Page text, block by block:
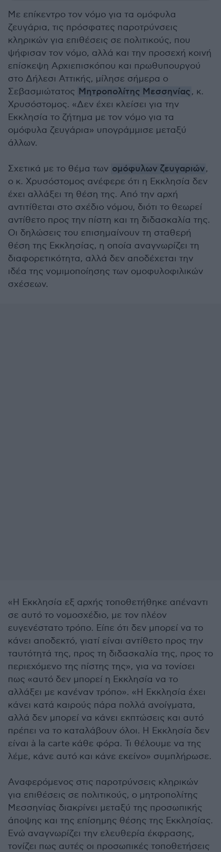
Με επίκεντρο τον νόμο για τα ομόφυλα
ζευγάρια, τις πρόσφατες παροτρύνσεις
κληρικών για επιθέσεις σε πολιτικούς, που
ψήφισαν τον νόμο, αλλά και την προσεχή κοινή
επίσκεψη Αρχιεπισκόπου και πρωθυπουργού
στο Δήλεσι Αττικής, μίλησε σήμερα ο
Σεβασμιώτατος Μητροπολίτης Μεσσηνίας, κ.
Χρυσόστομος. «Δεν έχει κλείσει για την
Εκκλησία το ζήτημα με τον νόμο για τα
ομόφυλα ζευγάρια» υπογράμμισε μεταξύ
άλλων.
Σχετικά με το θέμα των ομόφυλων ζευγαριών,
ο κ. Χρυσόστομος ανέφερε ότι η Εκκλησία δεν
έχει αλλάξει τη θέση της. Από την αρχή
αντιτίθεται στο σχέδιο νόμου, διότι το θεωρεί
αντίθετο προς την πίστη και τη διδασκαλία της.
Οι δηλώσεις του επισημαίνουν τη σταθερή
θέση της Εκκλησίας, η οποία αναγνωρίζει τη
διαφορετικότητα, αλλά δεν αποδέχεται την
ιδέα της νομιμοποίησης των ομοφυλοφιλικών
σχέσεων.
«Η Εκκλησία εξ αρχής τοποθετήθηκε απέναντι
σε αυτό το νομοσχέδιο, με τον πλέον
ευγενέστατο τρόπο. Είπε ότι δεν μπορεί να το
κάνει αποδεκτό, γιατί είναι αντίθετο προς την
ταυτότητά της, προς τη διδασκαλία της, προς το
περιεχόμενο της πίστης της», για να τονίσει
πως «αυτό δεν μπορεί η Εκκλησία να το
αλλάξει με κανέναν τρόπο». «Η Εκκλησία έχει
κάνει κατά καιρούς πάρα πολλά ανοίγματα,
αλλά δεν μπορεί να κάνει εκπτώσεις και αυτό
πρέπει να το καταλάβουν όλοι. Η Εκκλησία δεν
είναι à la carte κάθε φόρα. Τι θέλουμε να της
λέμε, κάνε αυτό και κάνε εκείνο» συμπλήρωσε.
Αναφερόμενος στις παροτρύνσεις κληρικών
για επιθέσεις σε πολιτικούς, ο μητροπολίτης
Μεσσηνίας διακρίνει μεταξύ της προσωπικής
άποψης και της επίσημης θέσης της Εκκλησίας.
Ενώ αναγνωρίζει την ελευθερία έκφρασης,
τονίζει πως αυτές οι προσωπικές τοποθετήσεις